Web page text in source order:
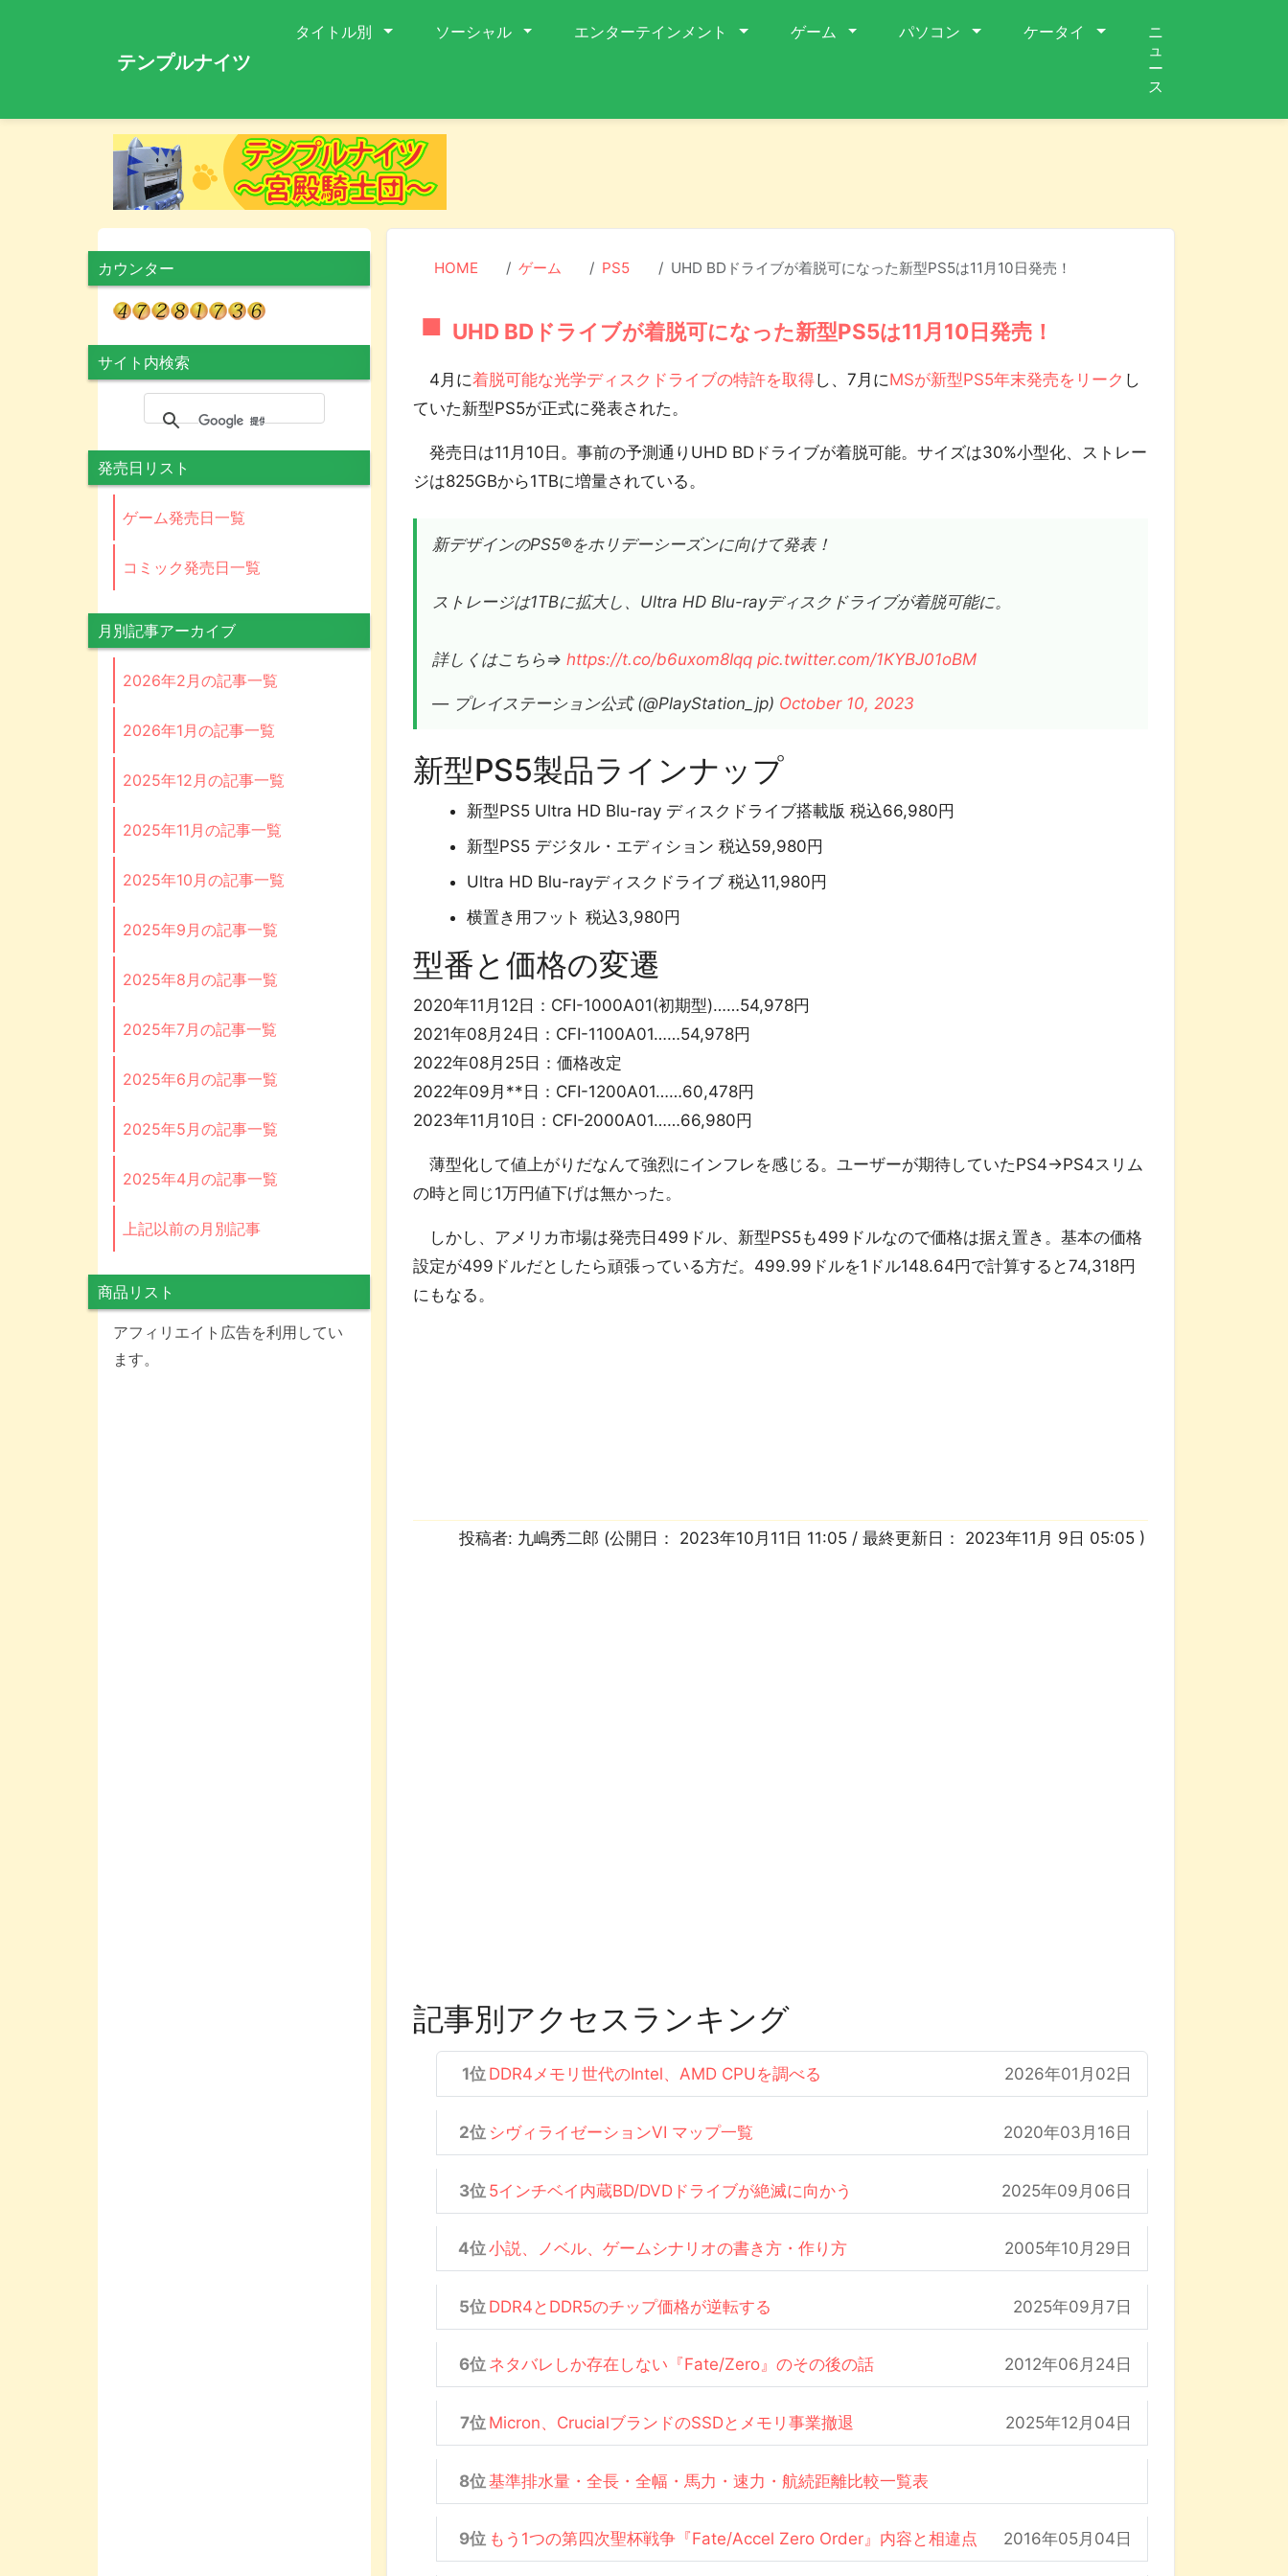
テンプルナイツ
タイトル別 ソーシャル エンターテインメント ゲーム パソコン ケータイ
ニ
ュ
ー
ス
HOME ゲーム PS5 UHD BDドライブが着脱可になった新型PS5は11月10日発売！
UHD BDドライブが着脱可になった新型PS5は11月10日発売！
4月に着脱可能な光学ディスクドライブの特許を取得し、7月にMSが新型PS5年末発売をリーク し
ていた新型PS5が正式に発表された。
発売日は11月10日。事前の予測通りUHD BDドライブが着脱可能。サイズは30%小型化、ストレー
ジは825GBから1TBに増量されている。
新デザインのPS5®をホリデーシーズンに向けて発表！
ストレージは1TBに拡大し、Ultra HD Blu-rayディスクドライブが着脱可能に。
詳しくはこちら⇒https://t.co/b6uxom8Iqq pic.twitter.com/1KYBJ01oBM
— プレイステーション公式 (@PlayStation_jp) October 10, 2023
新型PS5製品ラインナップ
新型PS5 Ultra HD Blu-ray ディスクドライブ搭載版 税込66,980円
新型PS5 デジタル・エディション 税込59,980円
Ultra HD Blu-rayディスクドライブ 税込11,980円
横置き用フット 税込3,980円
型番と価格の変遷
2020年11月12日：CFI-1000A01(初期型)……54,978円
2021年08月24日：CFI-1100A01……54,978円
2022年08月25日：価格改定
2022年09月**日：CFI-1200A01……60,478円
2023年11月10日：CFI-2000A01……66,980円
薄型化して値上がりだなんて強烈にインフレを感じる。ユーザーが期待していたPS4→PS4スリム
の時と同じ1万円値下げは無かった。
しかし、アメリカ市場は発売日499ドル、新型PS5も499ドルなので価格は据え置き。基本の価格
設定が499ドルだとしたら頑張っている方だ。499.99ドルを1ドル148.64円で計算すると74,318円
にもなる。
投稿者: 九嶋秀二郎 (公開日： 2023年10月11日 11:05 / 最終更新日： 2023年11月 9日 05:05 )
記事別アクセスランキング
DDR4メモリ世代のIntel、AMD CPUを調べる 2026年01月02日
シヴィライゼーションVI マップ一覧 2020年03月16日
5インチベイ内蔵BD/DVDドライブが絶滅に向かう 2025年09月06日
小説、ノベル、ゲームシナリオの書き方・作り方 2005年10月29日
DDR4とDDR5のチップ価格が逆転する 2025年09月7日
ネタバレしか存在しない『Fate/Zero』のその後の話 2012年06月24日
Micron、CrucialブランドのSSDとメモリ事業撤退 2025年12月04日
基準排水量・全長・全幅・馬力・速力・航続距離比較一覧表
もう1つの第四次聖杯戦争『Fate/Accel Zero Order』内容と相違点 2016年05月04日
カウンター
サイト内検索
発売日リスト
ゲーム発売日一覧
コミック発売日一覧
月別記事アーカイブ
2026年2月の記事一覧
2026年1月の記事一覧
2025年12月の記事一覧
2025年11月の記事一覧
2025年10月の記事一覧
2025年9月の記事一覧
2025年8月の記事一覧
2025年7月の記事一覧
2025年6月の記事一覧
2025年5月の記事一覧
2025年4月の記事一覧
上記以前の月別記事
商品リスト
アフィリエイト広告を利用してい
ます。